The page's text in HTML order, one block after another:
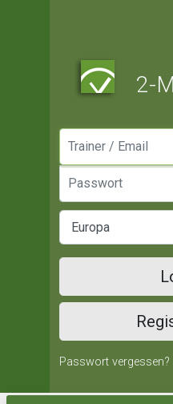
2-
Passwort vergessen?